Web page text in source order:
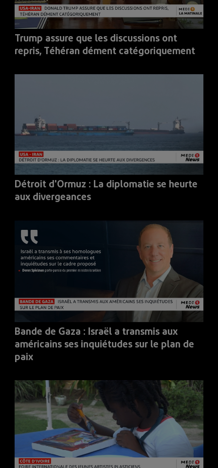
Trump assure que les discussions ont
repris, Téhéran dément catégoriquement
Détroit d'Ormuz : La diplomatie se heurte
aux divergeances
Bande de Gaza : Israël a transmis aux
américains ses inquiétudes sur le plan de
paix